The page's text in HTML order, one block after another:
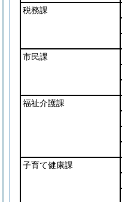
税務課
市民課
福祉介護課
子育て健康課